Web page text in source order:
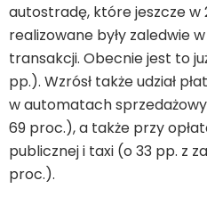
autostradę, które jeszcze w
realizowane były zaledwie
transakcji. Obecnie jest to
pp.). Wzrósł także udział
w automatach
69 proc.), a także przy
publicznej i taxi (o 33 pp. z
proc.).